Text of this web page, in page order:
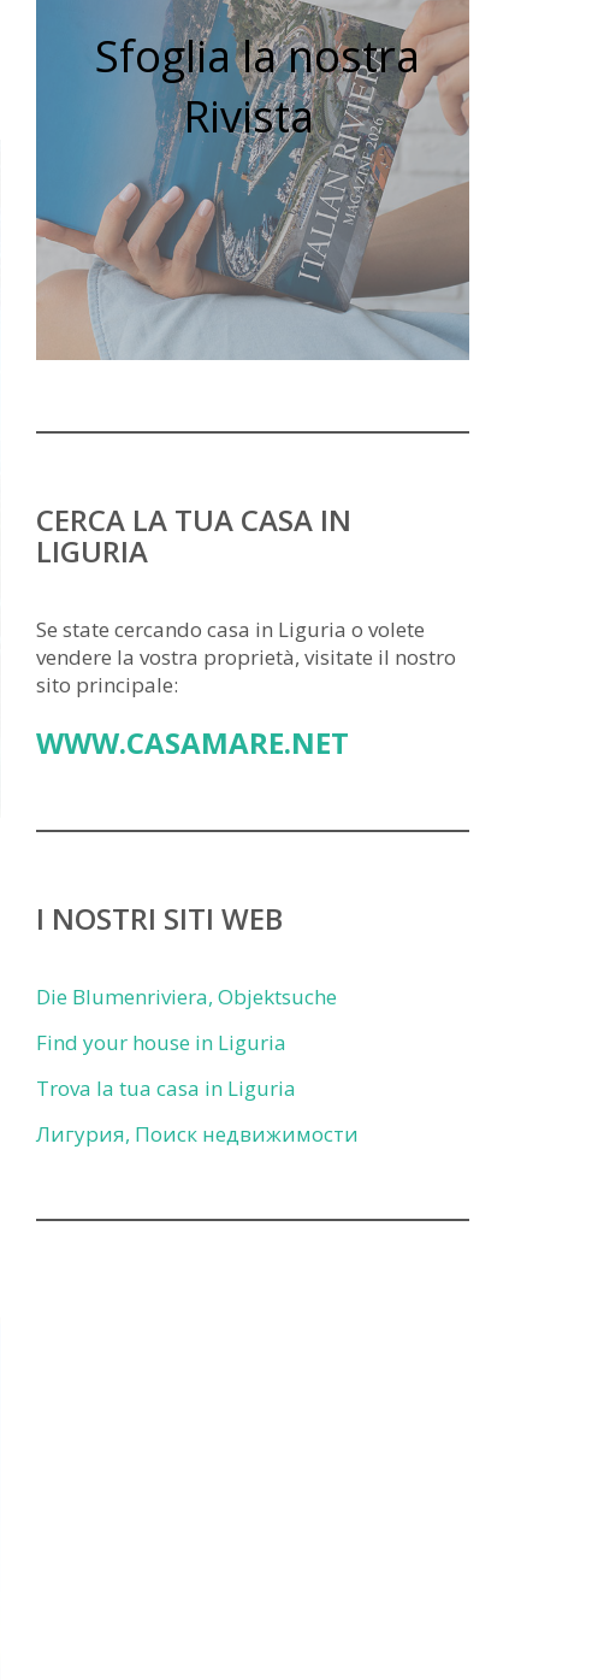
Sfoglia la nostra
Rivista
CERCA LA TUA CASA IN
LIGURIA
Se state cercando casa in Liguria o volete
vendere la vostra proprietà, visitate il nostro
sito principale:
WWW.CASAMARE.NET
I NOSTRI SITI WEB
Die Blumenriviera, Objektsuche
Find your house in Liguria
Trova la tua casa in Liguria
Лигурия, Поиск недвижимости